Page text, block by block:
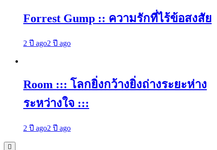
Forrest Gump :: ความรักที่ไร้ข้อสงสัย
2 ปี ago2 ปี ago
Room ::: โลกยิ่งกว้างยิ่งถ่างระยะห่าง
ระหว่างใจ :::
2 ปี ago2 ปี ago